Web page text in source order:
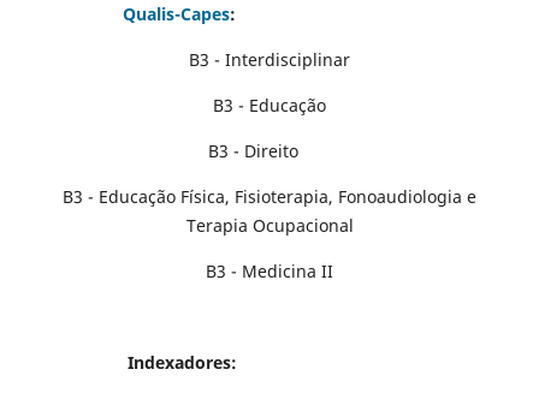
Qualis-Capes:
B3 - Interdisciplinar
B3 - Educação
B3 - Direito
B3 - Educação Física, Fisioterapia, Fonoaudiologia e
Terapia Ocupacional
B3 - Medicina II
Indexadores: